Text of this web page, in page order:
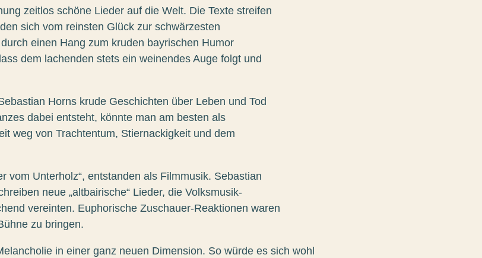
zeitlos schöne Lieder auf die Welt. Die Texte streifen
sich vom reinsten Glück zur schwärzesten
einen Hang zum kruden bayrischen Humor
dem lachenden stets ein weinendes Auge folgt und
Horns krude Geschichten über Leben und Tod
dabei entsteht, könnte man am besten als
weg von Trachtentum, Stiernackigkeit und dem
vom Unterholz“, entstanden als Filmmusik. Sebastian
neue „altbairische“ Lieder, die Volksmusik-
vereinten. Euphorische Zuschauer-Reaktionen waren
zu bringen.
in einer ganz neuen Dimension. So würde es sich wohl